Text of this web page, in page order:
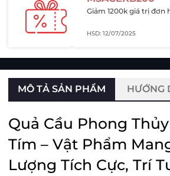
Giảm 1200k giá trị đơn
HSD: 12/07/2025
MÔ TẢ SẢN PHẨM HƯỚNG
Quả Cầu Phong
Tím – Vật Phẩm
Lượng Tích Cực, Trí